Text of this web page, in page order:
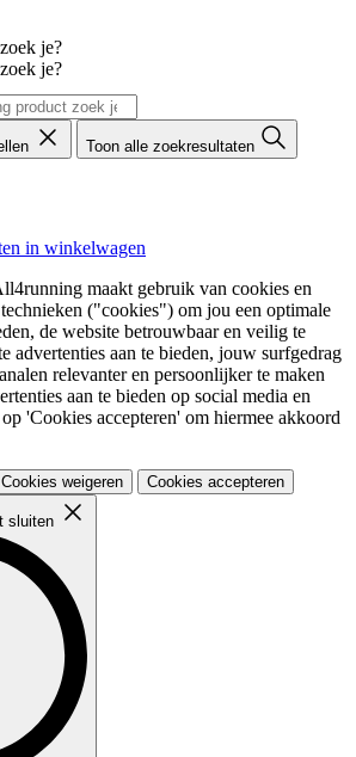
je?
je?
Toon alle zoekresultaten
in winkelwagen
maakt gebruik van cookies en
("cookies") om jou een optimale
de website betrouwbaar en veilig te
advertenties aan te bieden, jouw surfgedrag
relevanter en persoonlijker te maken
aan te bieden op social media en
'Cookies accepteren' om hiermee akkoord
Cookies weigeren Cookies accepteren
sluiten